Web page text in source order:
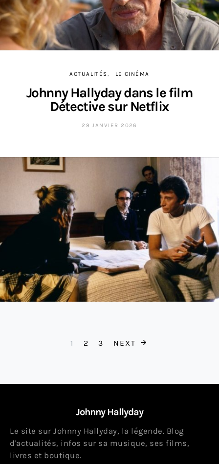
ACTUALITÉS LE CINÉMA
Johnny Hallyday dans le film
Détective sur Netflix
29 JANVIER 2026
Pagination
1 2 3 NEXT
Johnny Hallyday
Le site sur Johnny Hallyday, la légende. Blog
d'actualités, infos sur sa musique, ses films,
livres et boutique.